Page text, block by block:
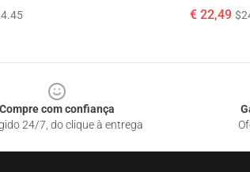
€ 22,49
Compre com confiança
24/7, do clique à entrega